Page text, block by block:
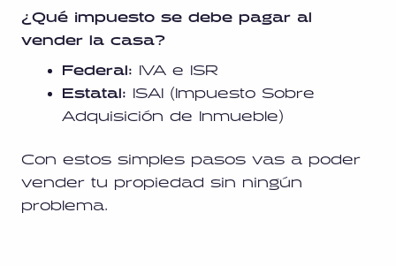
¿Qué impuesto se debe pagar al
vender la casa?
Federal: IVA e ISR
Estatal: ISAI (Impuesto Sobre
Adquisición de Inmueble)
Con estos simples pasos vas a poder
vender tu propiedad sin ningún
problema.